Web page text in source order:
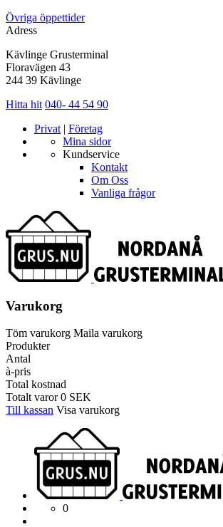
Övriga öppettider
Adress
Kävlinge Grusterminal
Floravägen 43
244 39 Kävlinge
Hitta hit 040- 44 54 90
Privat | Företag
Mina sidor
Kundservice
Kontakt
Om Oss
Vanliga frågor
Varukorg
Töm varukorg Maila varukorg
Produkter
Antal
à-pris
Total kostnad
Totalt varor0 SEK
Till kassan Visa varukorg
0